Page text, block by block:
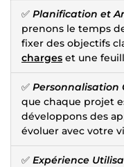
✅ Planification et
prenons le temps
fixer des objectifs
charges et une
✅ Personnalisation
que chaque projet
développons des
évoluer avec votre
✅ Expérience